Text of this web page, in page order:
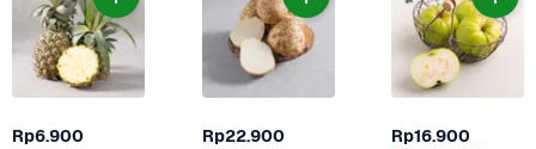
Rp6.900 Rp22.900 Rp16.900